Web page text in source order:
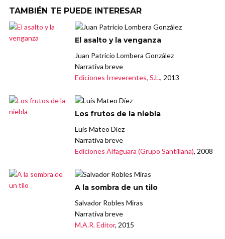
TAMBIÉN TE PUEDE INTERESAR
El asalto y la venganza
Juan Patricio Lombera González
Narrativa breve
Ediciones Irreverentes, S.L., 2013
Los frutos de la niebla
Luis Mateo Díez
Narrativa breve
Ediciones Alfaguara (Grupo Santillana), 2008
A la sombra de un tilo
Salvador Robles Miras
Narrativa breve
M.A.R. Editor, 2015